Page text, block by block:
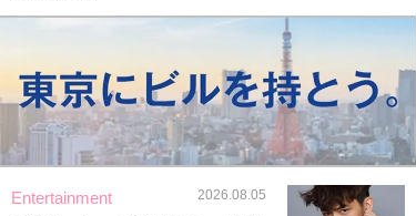
Entertainment 2026.08.05